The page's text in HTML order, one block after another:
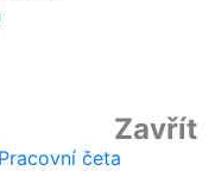
Zavřít
četa